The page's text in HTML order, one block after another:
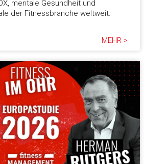
Auswahl erlauben
Alle ablehnen
mentale Gesundheit und
der Fitnessbranche weltweit.
MEHR >